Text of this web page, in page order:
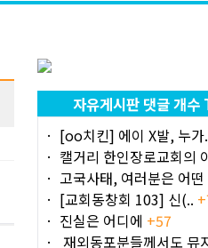
자유게시판 댓글 개
[oo치킨] 에이 X발, 누가
캘거리 한인장로교회의
고국사태, 여러분은 어떤
[교회동창회 103] 신(..
진실은 어디에 +57
재외동포분들께서도 뮤